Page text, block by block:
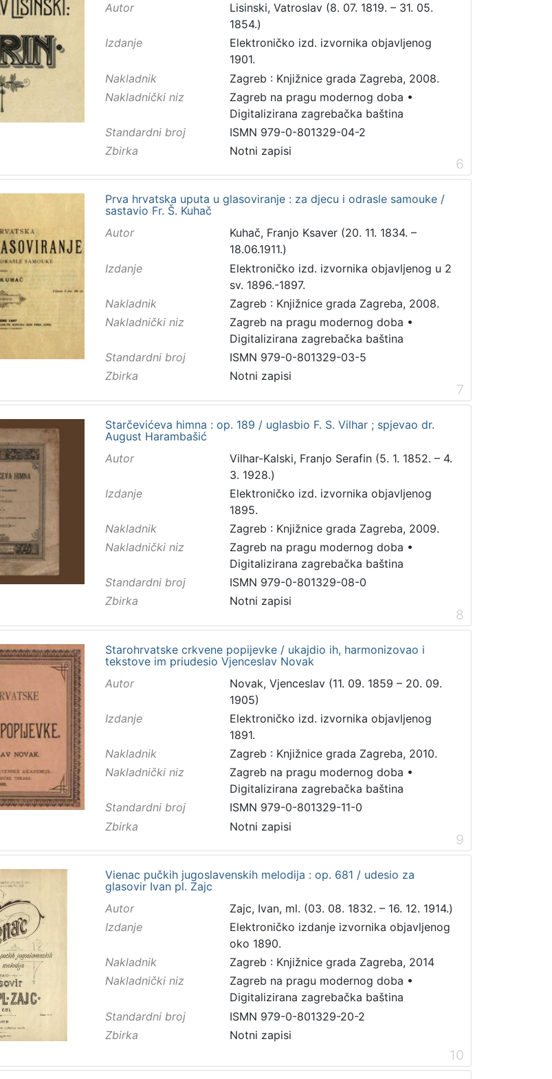
Autor
Lisinski, Vatroslav (8. 07. 1819. – 31. 05.
1854.)
Izdanje
Elektroničko izd. izvornika objavljenog
1901.
Nakladnik
Zagreb : Knjižnice grada Zagreba, 2008.
Nakladnički niz
Zagreb na pragu modernog doba •
Digitalizirana zagrebačka baština
Standardni broj
ISMN 979-0-801329-04-2
Zbirka
Notni zapisi
6
Prva hrvatska uputa u glasoviranje : za djecu i odrasle samouke /
sastavio Fr. Š. Kuhač
Autor
Kuhač, Franjo Ksaver (20. 11. 1834. –
18.06.1911.)
Izdanje
Elektroničko izd. izvornika objavljenog u 2
sv. 1896.-1897.
Nakladnik
Zagreb : Knjižnice grada Zagreba, 2008.
Nakladnički niz
Zagreb na pragu modernog doba •
Digitalizirana zagrebačka baština
Standardni broj
ISMN 979-0-801329-03-5
Zbirka
Notni zapisi
7
Starčevićeva himna : op. 189 / uglasbio F. S. Vilhar ; spjevao dr.
August Harambašić
Autor
Vilhar-Kalski, Franjo Serafin (5. 1. 1852. – 4.
3. 1928.)
Izdanje
Elektroničko izd. izvornika objavljenog
1895.
Nakladnik
Zagreb : Knjižnice grada Zagreba, 2009.
Nakladnički niz
Zagreb na pragu modernog doba •
Digitalizirana zagrebačka baština
Standardni broj
ISMN 979-0-801329-08-0
Zbirka
Notni zapisi
8
Starohrvatske crkvene popijevke / ukajdio ih, harmonizovao i
tekstove im priudesio Vjenceslav Novak
Autor
Novak, Vjenceslav (11. 09. 1859 – 20. 09.
1905)
Izdanje
Elektroničko izd. izvornika objavljenog
1891.
Nakladnik
Zagreb : Knjižnice grada Zagreba, 2010.
Nakladnički niz
Zagreb na pragu modernog doba •
Digitalizirana zagrebačka baština
Standardni broj
ISMN 979-0-801329-11-0
Zbirka
Notni zapisi
9
Vienac pučkih jugoslavenskih melodija : op. 681 / udesio za
glasovir Ivan pl. Zajc
Autor
Zajc, Ivan, ml. (03. 08. 1832. – 16. 12. 1914.)
Izdanje
Elektroničko izdanje izvornika objavljenog
oko 1890.
Nakladnik
Zagreb : Knjižnice grada Zagreba, 2014
Nakladnički niz
Zagreb na pragu modernog doba •
Digitalizirana zagrebačka baština
Standardni broj
ISMN 979-0-801329-20-2
Zbirka
Notni zapisi
10